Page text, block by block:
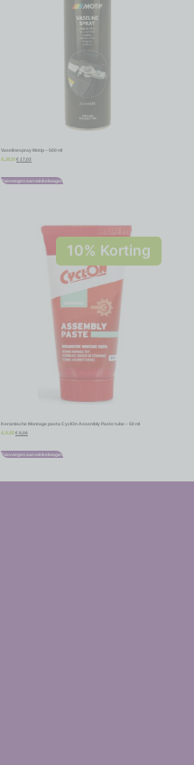
Vaselinespray Motip – 500 ml
€ 18,91 € 17,02
Toevoegen aan winkelwagen
10% Korting
Keramische Montage pasta CyclOn Assembly Paste tube – 50 ml
€ 8,95 € 8,06
Toevoegen aan winkelwagen